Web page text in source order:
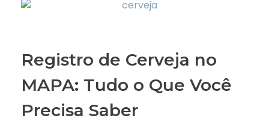
Registro de Cerveja no
MAPA: Tudo o Que Você
Precisa Saber